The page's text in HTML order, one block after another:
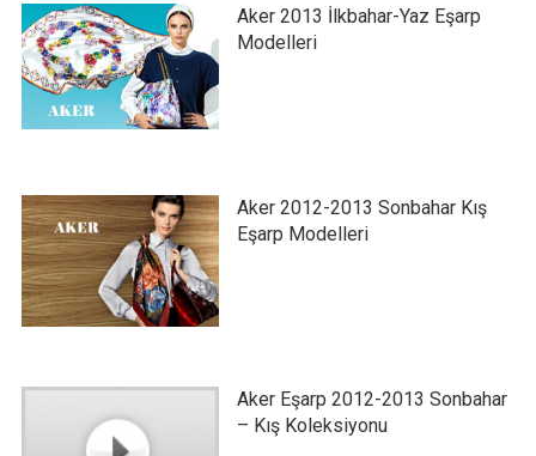
Aker 2013 İlkbahar-Yaz Eşarp
Modelleri
Aker 2012-2013 Sonbahar Kış
Eşarp Modelleri
Aker Eşarp 2012-2013 Sonbahar
– Kış Koleksiyonu